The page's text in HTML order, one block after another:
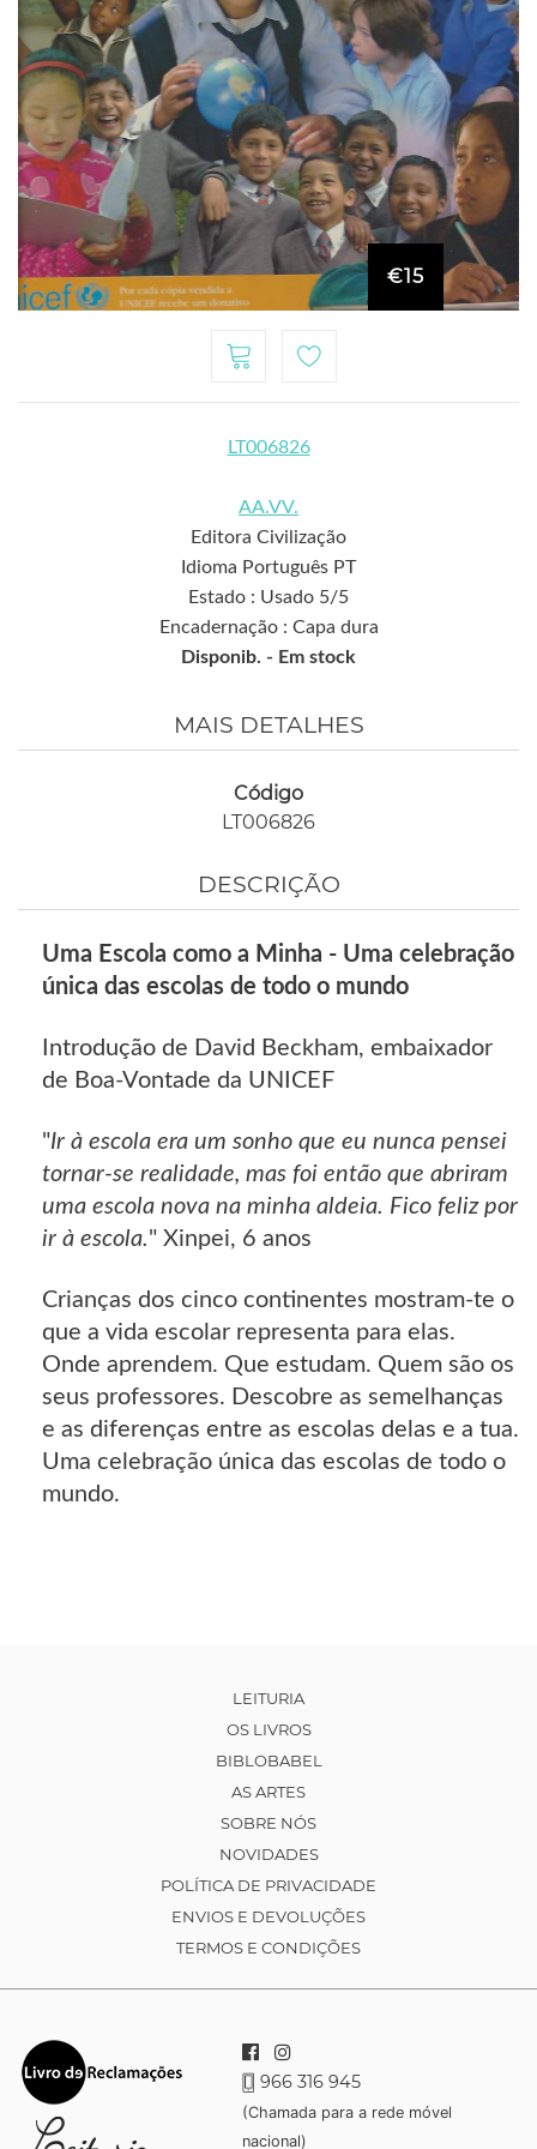
€15
LT006826
AA.VV.
Editora Civilização
Idioma Português PT
Estado : Usado 5/5
Encadernação : Capa dura
Disponib. - Em stock
MAIS DETALHES
Código
LT006826
DESCRIÇÃO
Uma Escola como a Minha - Uma celebração
única das escolas de todo o mundo
Introdução de David Beckham, embaixador
de Boa-Vontade da UNICEF
"Ir à escola era um sonho que eu nunca pensei
tornar-se realidade, mas foi então que abriram
uma escola nova na minha aldeia. Fico feliz por
ir à escola." Xinpei, 6 anos
Crianças dos cinco continentes mostram-te o
que a vida escolar representa para elas.
Onde aprendem. Que estudam. Quem são os
seus professores. Descobre as semelhanças
e as diferenças entre as escolas delas e a tua.
Uma celebração única das escolas de todo o
mundo.
LEITURIA
OS LIVROS
BIBLOBABEL
AS ARTES
SOBRE NÓS
NOVIDADES
POLÍTICA DE PRIVACIDADE
ENVIOS E DEVOLUÇÕES
TERMOS E CONDIÇÕES
966 316 945
(Chamada para a rede móvel
nacional)